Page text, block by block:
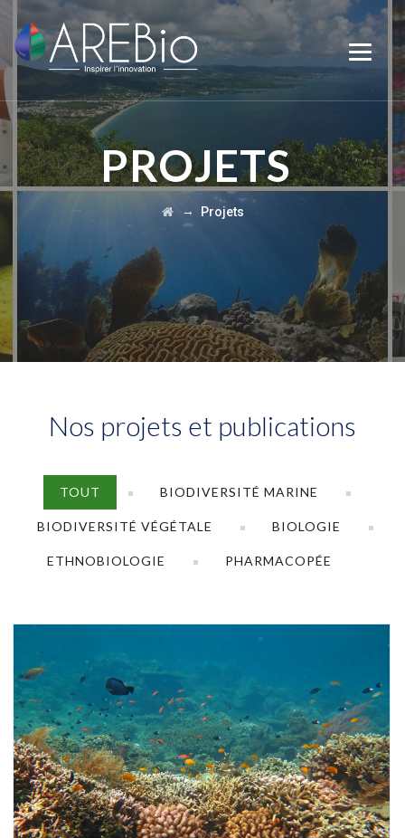
PROJETS
→ Projets
Nos projets et publications
TOUT BIODIVERSITÉ MARINE
BIODIVERSITÉ VÉGÉTALE BIOLOGIE
ETHNOBIOLOGIE PHARMACOPÉE